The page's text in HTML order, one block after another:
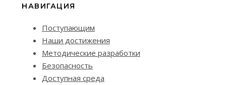
НАВИГАЦИЯ
Поступающим
Наши достижения
Методические разработки
Безопасность
Доступная среда